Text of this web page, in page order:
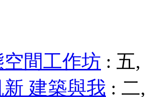
間工作坊 : 五,
建築與我 : 二